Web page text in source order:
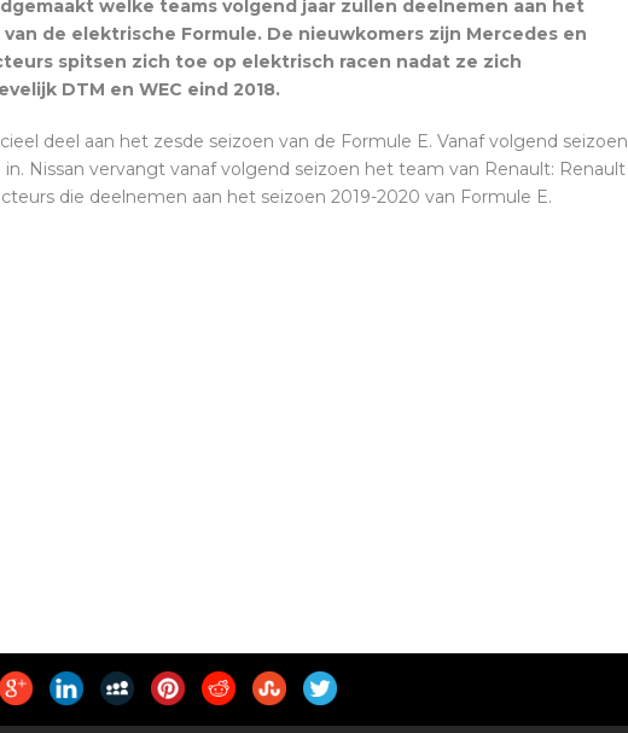
welke teams volgend jaar zullen deelnemen aan het
van de elektrische Formule. De nieuwkomers zijn Mercedes en
spitsen zich toe op elektrisch racen nadat ze zich
DTM en WEC eind 2018.
deel aan het zesde seizoen van de Formule E. Vanaf volgend seizoen
Nissan vervangt vanaf volgend seizoen het team van Renault: Renault
die deelnemen aan het seizoen 2019-2020 van Formule E.